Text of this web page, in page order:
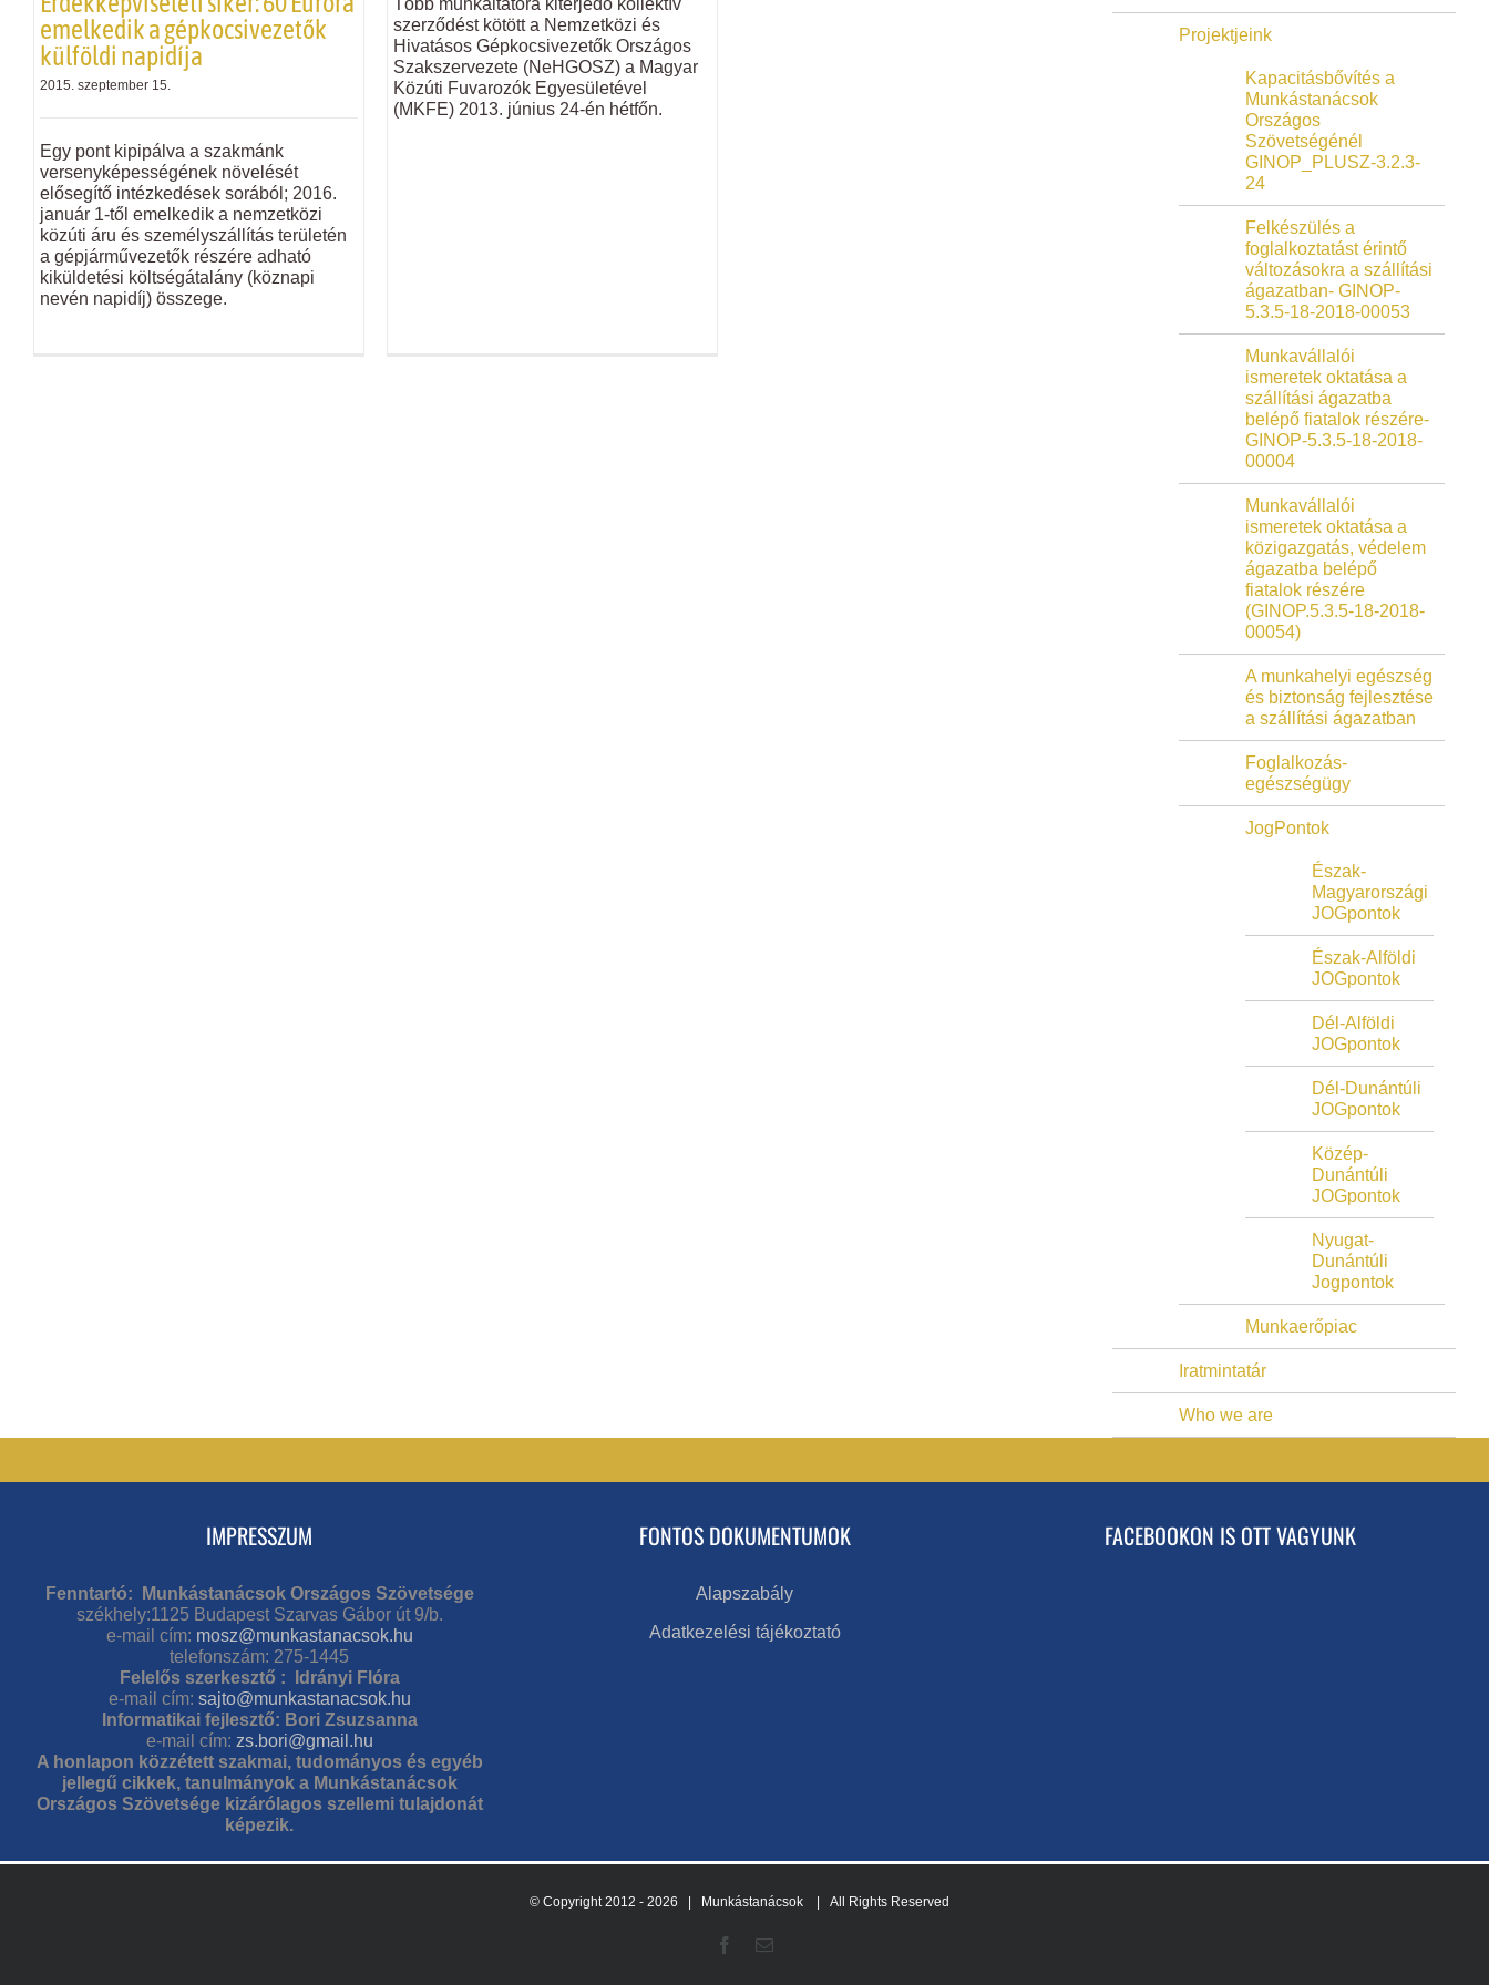
emelkedik a gépkocsivezetők
külföldi napidíja
2015. szeptember 15.
Egy pont kipipálva a szakmánk
versenyképességének növelését
elősegítő intézkedések sorából; 2016.
január 1-től emelkedik a nemzetközi
közúti áru és személyszállítás területén
a gépjárművezetők részére adható
kiküldetési költségátalány (köznapi
nevén napidíj) összege.
Több munkáltatóra kiterjedő kollektív
szerződést kötött a Nemzetközi és
Hivatásos Gépkocsivezetők Országos
Szakszervezete (NeHGOSZ) a Magyar
Közúti Fuvarozók Egyesületével
(MKFE) 2013. június 24-én hétfőn.
Projektjeink
Kapacitásbővítés a
Munkástanácsok
Országos
Szövetségénél
GINOP_PLUSZ-3.2.3-
24
Felkészülés a
foglalkoztatást érintő
változásokra a szállítási
ágazatban- GINOP-
5.3.5-18-2018-00053
Munkavállalói
ismeretek oktatása a
szállítási ágazatba
belépő fiatalok részére-
GINOP-5.3.5-18-2018-
00004
Munkavállalói
ismeretek oktatása a
közigazgatás, védelem
ágazatba belépő
fiatalok részére
(GINOP.5.3.5-18-2018-
00054)
A munkahelyi egészség
és biztonság fejlesztése
a szállítási ágazatban
Foglalkozás-
egészségügy
JogPontok
Észak-
Magyarországi
JOGpontok
Észak-Alföldi
JOGpontok
Dél-Alföldi
JOGpontok
Dél-Dunántúli
JOGpontok
Közép-
Dunántúli
JOGpontok
Nyugat-
Dunántúli
Jogpontok
Munkaerőpiac
Iratmintatár
Who we are
IMPRESSZUM
Fenntartó: Munkástanácsok Országos Szövetsége
székhely:1125 Budapest Szarvas Gábor út 9/b.
e-mail cím: mosz@munkastanacsok.hu
telefonszám: 275-1445
Felelős szerkesztő : Idrányi Flóra
e-mail cím: sajto@munkastanacsok.hu
Informatikai fejlesztő: Bori Zsuzsanna
e-mail cím: zs.bori@gmail.hu
A honlapon közzétett szakmai, tudományos és egyéb
jellegű cikkek, tanulmányok a Munkástanácsok
Országos Szövetsége kizárólagos szellemi tulajdonát
képezik.
FONTOS DOKUMENTUMOK
Alapszabály
Adatkezelési tájékoztató
FACEBOOKON IS OTT VAGYUNK
© Copyright 2012 - 2026 | Munkástanácsok | All Rights Reserved
Facebook
Email